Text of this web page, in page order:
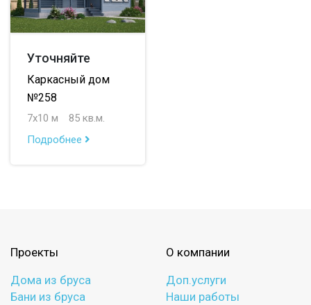
Уточняйте
Каркасный дом
№258
7х10 м
85 кв.м.
Подробнее
Проекты
Дома из бруса
Бани из бруса
О компании
Доп.услуги
Наши работы